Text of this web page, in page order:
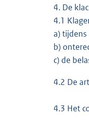
4. De
4.1
a)
b)
c) de
4.2 De
4.3 Het